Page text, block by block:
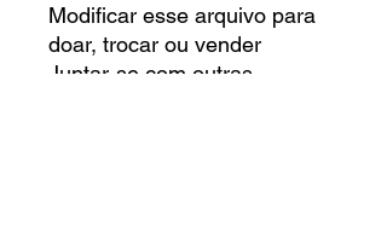
Modificar esse arquivo para
doar, trocar ou vender
Juntar-se com outras